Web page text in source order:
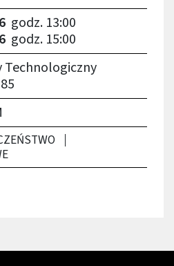
godz. 13:00
godz. 15:00
Technologiczny